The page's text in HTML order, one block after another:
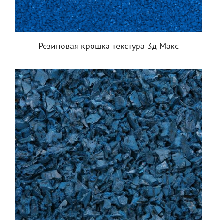
Резиновая крошка текстура 3д Макс